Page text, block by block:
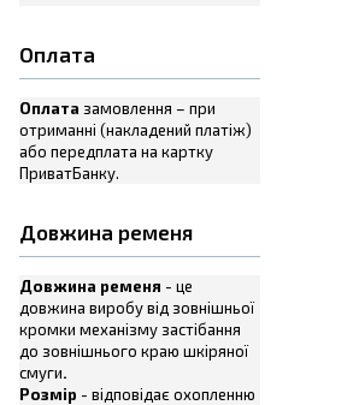
Оплата
Оплата замовлення – при
отриманні (накладений платіж)
або передплата на картку
ПриватБанку.
Довжина ременя
Довжина ременя - це
довжина виробу від зовнішньої
кромки механізму застібання
до зовнішнього краю шкіряної
смуги.
Розмір - відповідає охопленню